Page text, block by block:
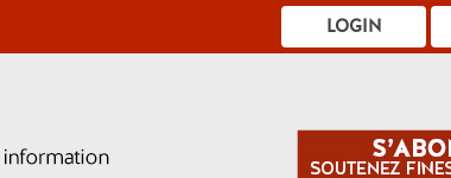
LOGIN